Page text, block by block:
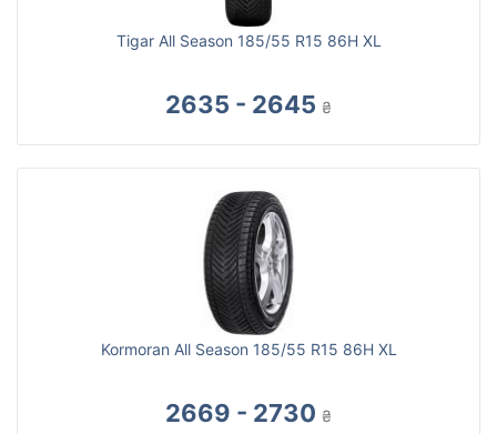
Tigar All Season 185/55 R15 86H XL
2635 - 2645 ₴
Kormoran All Season 185/55 R15 86H XL
2669 - 2730 ₴